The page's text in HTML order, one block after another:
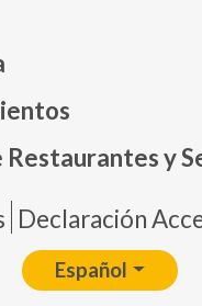
Restaurantes y
Pie
Declaración
Español